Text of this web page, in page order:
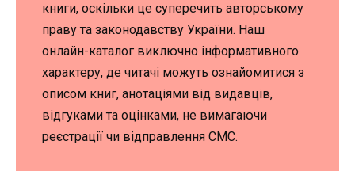
книги, оскільки це суперечить авторському
праву та законодавству України. Наш
онлайн-каталог виключно інформативного
характеру, де читачі можуть ознайомитися з
описом книг, анотаціями від видавців,
відгуками та оцінками, не вимагаючи
реєстрації чи відправлення СМС.